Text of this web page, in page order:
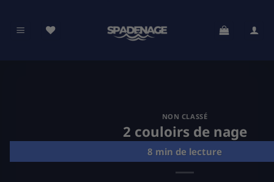
contenu
NON CLASSÉ
2 couloirs de nage